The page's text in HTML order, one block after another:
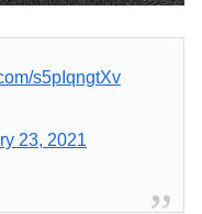
s5pIqngtXv
23, 2021